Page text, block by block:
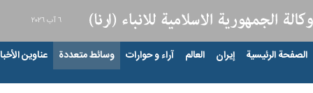
٦ آب ٢٠٢٦
الصفحة الرئيسية إيران العالم آراء و حوارات وسائط متعددة عناوين